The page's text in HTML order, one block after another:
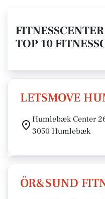
TOP 10
LETSMOVE
Humlebæk Center
3050 Humlebæk
ÖR&SUND